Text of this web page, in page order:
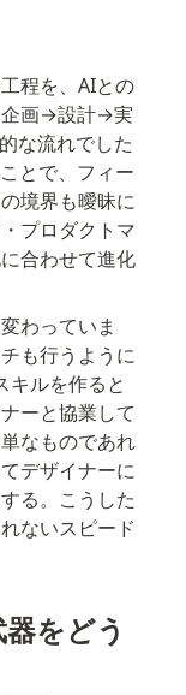
程を、AIとの
企画→設計→実
な流れでした
とで、フィー
境界も曖昧に
プロダクトマ
合わせて進化
わっていま
も行うように
キルを作ると
ーと協業して
なものであれ
デザイナーに
る。こうした
ないスピード
をどう